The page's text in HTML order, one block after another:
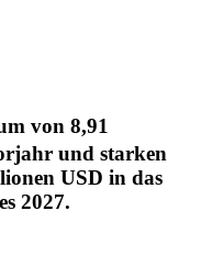
von 8,91
und starken
USD in das
2027.